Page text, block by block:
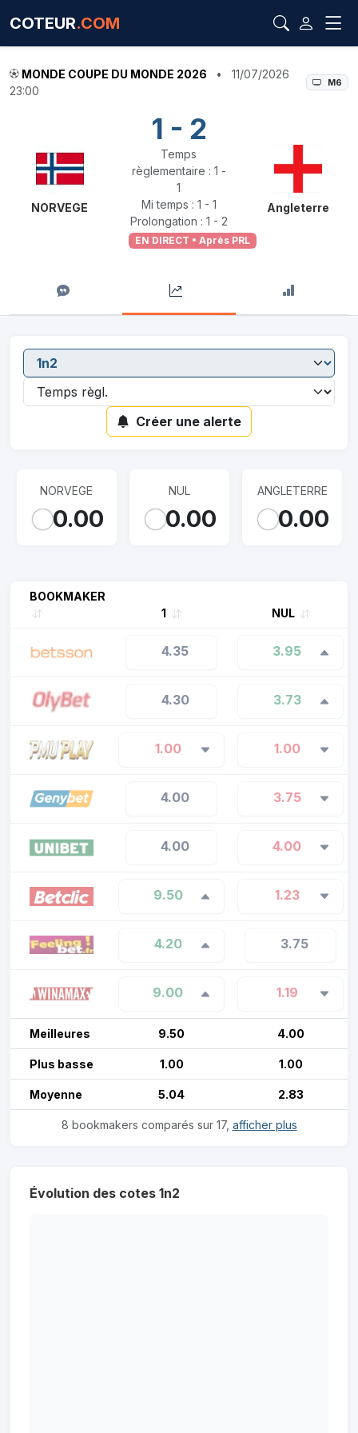
COTEUR.COM
MONDE COUPE DU MONDE 2026 •
11/07/2026
23:00
M6
NORVEGE
1 - 2
Temps
règlementaire : 1 -
1
Mi temps : 1 - 1
Prolongation : 1 - 2
EN DIRECT • Après PRL
Angleterre
Créer une alerte
NORVEGE
0.00
NUL
0.00
ANGLETERRE
0.00
BOOKMAKER
1
NUL
4.35 3.95
4.30 3.73
1.00 1.00
4.00 3.75
4.00 4.00
9.50 1.23
4.20 3.75
9.00 1.19
Meilleures 9.50 4.00
Plus basse 1.00 1.00
Moyenne 5.04 2.83
8 bookmakers comparés sur 17, afficher plus
Évolution des cotes 1n2